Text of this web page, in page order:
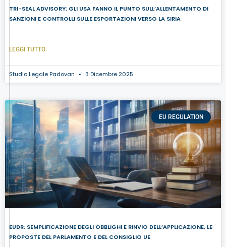
TRI-SEAL ADVISORY: GLI USA FANNO IL PUNTO SULL’ALLENTAMENTO DI
SANZIONI E CONTROLLI SULLE ESPORTAZIONI VERSO LA SIRIA
LEGGI TUTTO
Studio Legale Padovan 3 Dicembre 2025
EU REGULATION
EUDR: SEMPLIFICAZIONE DEGLI OBBLIGHI E RINVIO DELL’APPLICAZIONE, LE
PROPOSTE DEL PARLAMENTO E DEL CONSIGLIO UE